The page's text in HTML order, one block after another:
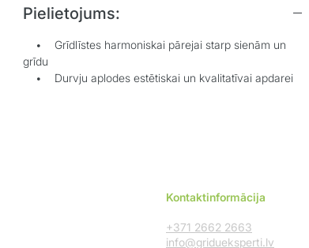
Pielietojums:
• Grīdlīstes harmoniskai pārejai starp sienām un
grīdu
• Durvju aplodes estētiskai un kvalitatīvai apdarei
Kontaktinformācija
+371 2662 2663
info@gridueksperti.lv